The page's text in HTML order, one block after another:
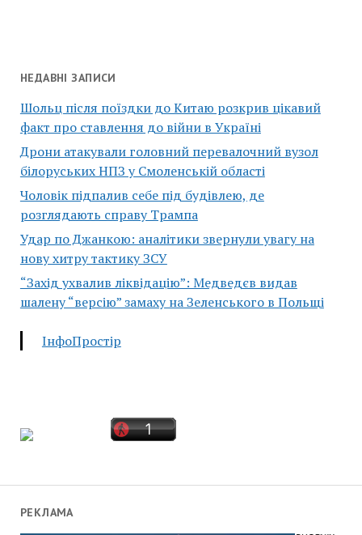
НЕДАВНІ ЗАПИСИ
Шольц після поїздки до Китаю розкрив цікавий
факт про ставлення до війни в Україні
Дрони атакували головний перевалочний вузол
білоруських НПЗ у Смоленській області
Чоловік підпалив себе під будівлею, де
розглядають справу Трампа
Удар по Джанкою: аналітики звернули увагу на
нову хитру тактику ЗСУ
“Захід ухвалив ліквідацію”: Медведєв видав
шалену “версію” замаху на Зеленського в Польщі
ІнфоПростір
РЕКЛАМА